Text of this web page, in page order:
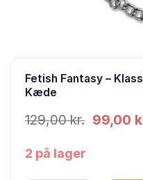
Fetish Fantasy –
Kæde
129,00kr. Den
99,00
2 på lager